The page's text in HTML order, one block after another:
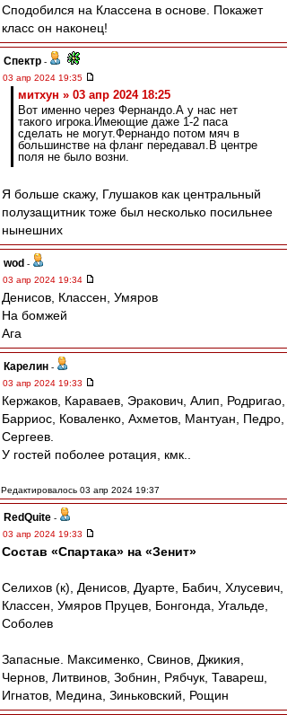
Сподобился на Классена в основе. Покажет
класс он наконец!
Спектр -
03 апр 2024 19:35
митхун » 03 апр 2024 18:25
Вот именно через Фернандо.А у нас нет
такого игрока.Имеющие даже 1-2 паса
сделать не могут.Фернандо потом мяч в
большинстве на фланг передавал.В центре
поля не было возни.
Я больше скажу, Глушаков как центральный
полузащитник тоже был несколько посильнее
нынешних
wod -
03 апр 2024 19:34
Денисов, Классен, Умяров
На бомжей
Ага
Карелин -
03 апр 2024 19:33
Кержаков, Караваев, Эракович, Алип, Родригао,
Барриос, Коваленко, Ахметов, Мантуан, Педро,
Сергеев.
У гостей поболее ротация, кмк..
Редактировалось 03 апр 2024 19:37
RedQuite -
03 апр 2024 19:33
Состав «Спартака» на «Зенит»
Селихов (к), Денисов, Дуарте, Бабич, Хлусевич,
Классен, Умяров Пруцев, Бонгонда, Угальде,
Соболев
Запасные. Максименко, Свинов, Джикия,
Чернов, Литвинов, Зобнин, Рябчук, Тавареш,
Игнатов, Медина, Зиньковский, Рощин